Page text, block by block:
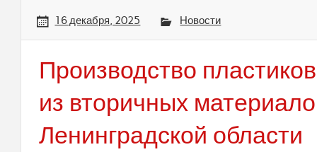
16 декабря, 2025 Новости
Производство
из вторичных
Ленинградской области